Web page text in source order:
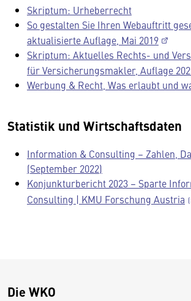
Skriptum: Urheberrecht
So gestalten Sie Ihren Webauftritt
aktualisierte Auflage, Mai 2019
Skriptum: Aktuelles Rechts- und
für Versicherungsmakler, Auflage
Werbung & Recht, Was erlaubt und
Statistik und Wirtschaftsdaten
Information & Consulting – Zahlen,
(September 2022)
Konjunkturbericht 2023 – Sparte
Consulting | KMU Forschung Austria
Die WKO